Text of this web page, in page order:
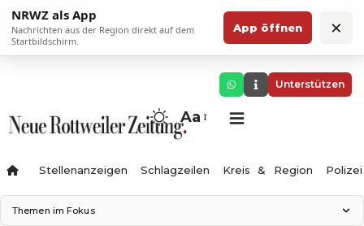
NRWZ als App
Nachrichten aus der Region direkt auf dem
Startbildschirm.
App öffnen ×
Unterstützen
Aa
Stellenanzeigen Schlagzeilen Kreis & Region Polizei
Themen im Fokus